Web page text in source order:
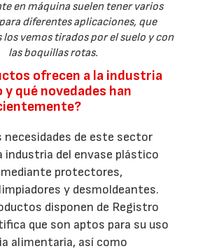
en máquina suelen tener varios
diferentes aplicaciones, que
los vemos tirados por el suelo y con
las boquillas rotas.
ofrecen a la industria
qué novedades han
necesidades de este sector
industria del envase plástico
protectores,
y desmoldeantes.
disponen de Registro
que son aptos para su uso
alimentaria, así como